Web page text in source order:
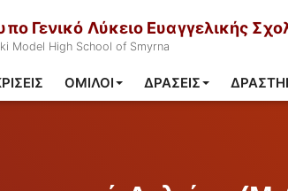
Γενικό Λύκειο Ευαγγελικής
Model High School of Smyrna
ΌΜΙΛΟΙ ΔΡΆΣΕΙΣ